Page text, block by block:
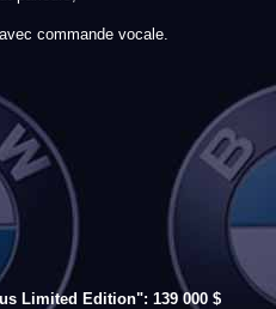
commande vocale.
Limited Edition": 139 000 $